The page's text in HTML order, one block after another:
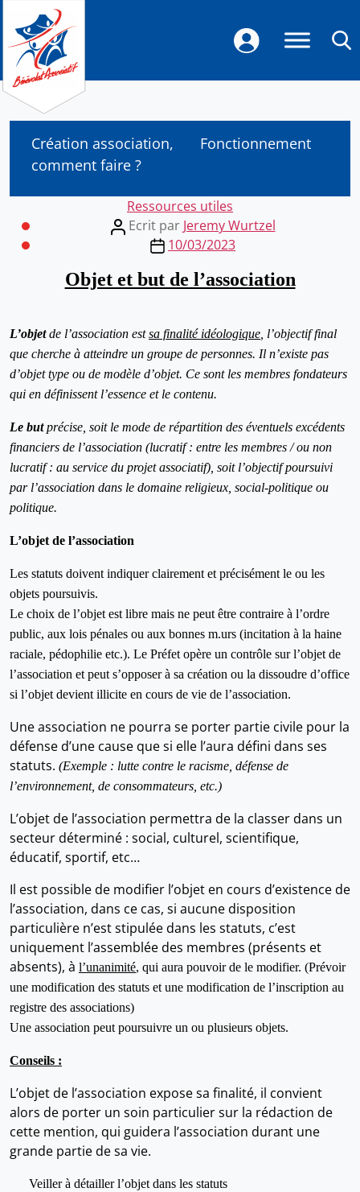
Création association,
comment faire ?
Fonctionnement
Categories
Ressources utiles
Post
author
Ecrit par Jeremy Wurtzel
Post10/03/2023
Objet et but de l’association
L’objetde l’association estsa finalité idéologique , l’objectif final
que cherche à atteindre un groupe de personnes. Il n’existe pas
d’objet type ou de modèle d’objet. Ce sont les membres fondateurs
qui en définissent l’essence et le contenu.
Le butprécise, soit le mode de répartition des éventuels excédents
financiers de l’association (lucratif : entre les membres / ou non
lucratif : au service du projet associatif), soit l’objectif poursuivi
par l’association dans le domaine religieux, social-politique ou
politique.
L’objet de l’association
Les statuts doivent indiquer clairement et précisément le ou les
objets poursuivis.
Le choix de l’objet est libre mais ne peut être contraire à l’ordre
public, aux lois pénales ou aux bonnes m.urs (incitation à la haine
raciale, pédophilie etc.). Le Préfet opère un contrôle sur l’objet de
l’association et peut s’opposer à sa création ou la dissoudre d’office
si l’objet devient illicite en cours de vie de l’association.
Une association ne pourra se porter partie civile pour la
défense d’une cause que si elle l’aura défini dans ses
statuts. (Exemple : lutte contre le racisme, défense de
l’environnement, de consommateurs, etc.)
L’objet de l’association permettra de la classer dans un
secteur déterminé : social, culturel, scientifique,
éducatif, sportif, etc…
Il est possible de modifier l’objet en cours d’existence de
l’association, dans ce cas, si aucune disposition
particulière n’est stipulée dans les statuts, c’est
uniquement l’assemblée des membres (présents et
absents), à l’unanimité, qui aura pouvoir de le modifier. (Prévoir
une modification des statuts et une modification de l’inscription au
registre des associations)
Une association peut poursuivre un ou plusieurs objets.
Conseils :
L’objet de l’association expose sa finalité, il convient
alors de porter un soin particulier sur la rédaction de
cette mention, qui guidera l’association durant une
grande partie de sa vie.
Veiller à détailler l’objet dans les statuts